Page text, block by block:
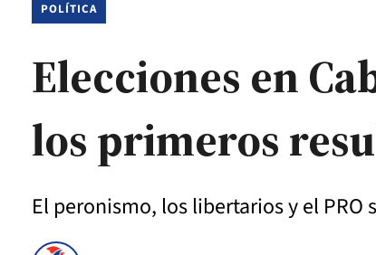
POLÍTICA
Elecciones en
los primeros
El peronismo, los libertarios y el